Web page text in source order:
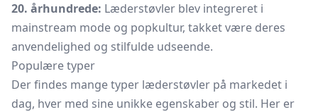
20. århundrede: Læderstøvler blev integreret i
mainstream mode og popkultur, takket være deres
anvendelighed og stilfulde udseende.
Populære typer
Der findes mange typer læderstøvler på markedet i
dag, hver med sine unikke egenskaber og stil. Her er